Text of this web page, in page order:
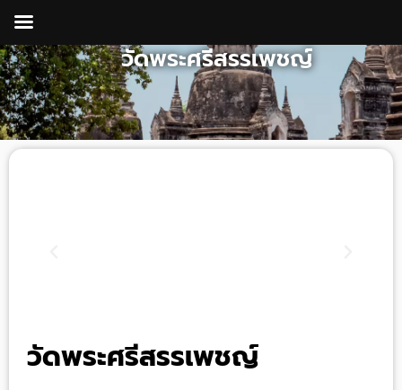
content
วัดพระศรีสรรเพชญ์
วัดพระศรีสรรเพชญ์